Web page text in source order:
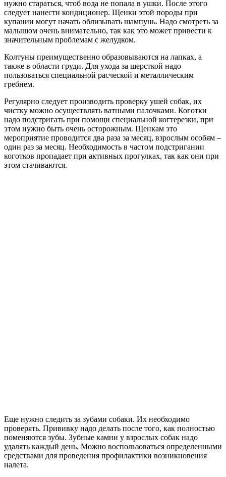
нужно стараться, чтоб вода не попала в ушки. После этого
следует нанести кондиционер. Щенки этой породы при
купании могут начать облизывать шампунь. Надо смотреть за
малышом очень внимательно, так как это может привести к
значительным проблемам с желудком.
Колтуны преимущественно образовываются на лапках, а
также в области груди. Для ухода за шерсткой надо
пользоваться специальной расческой и металлическим
гребнем.
Регулярно следует производить проверку ушей собак, их
чистку можно осуществлять ватными палочками. Коготки
надо подстригать при помощи специальной когтерезки, при
этом нужно быть очень осторожным. Щенкам это
мероприятие проводится два раза за месяц, взрослым особям –
один раз за месяц. Необходимость в частом подстригании
коготков пропадает при активных прогулках, так как они при
этом стачиваются.
Еще нужно следить за зубами собаки. Их необходимо
проверять. Прививку надо делать после того, как полностью
поменяются зубы. Зубные камни у взрослых собак надо
удалять каждый день. Можно воспользоваться определенными
средствами для проведения профилактики возникновения
налета.